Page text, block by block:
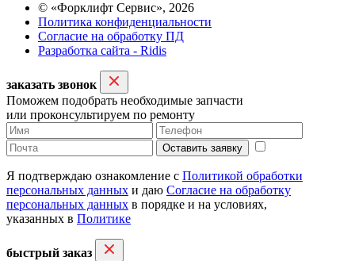
© «Форклифт Сервис», 2026
Политика конфиденциальности
Согласие на обработку ПД
Разработка сайта - Ridis
заказать звонок
Поможем подобрать необходимые запчасти
или проконсультируем по ремонту
Оставить заявку
Я подтверждаю ознакомление с Политикой обработки
персональных данных и даю Согласие на обработку
персональных данных в порядке и на условиях,
указанных в Политике
быстрый заказ